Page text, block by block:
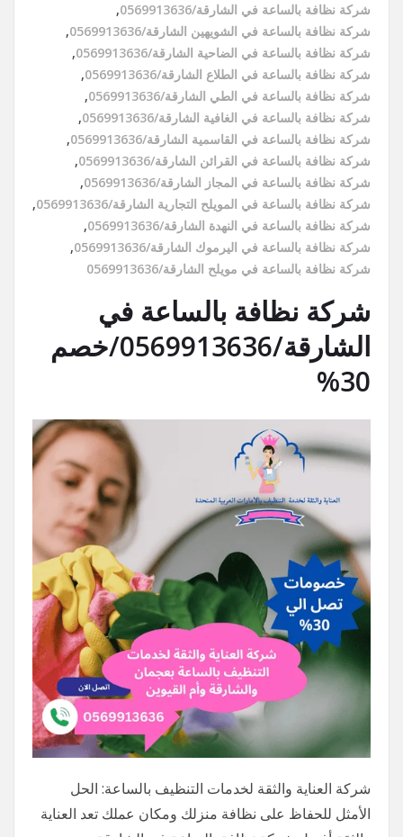
شركة نظافة بالساعة في الشارقة/0569913636
,
شركة نظافة بالساعة في الشويهين الشارقة/0569913636
,
شركة نظافة بالساعة في الضاحية الشارقة/0569913636
,
شركة نظافة بالساعة في الطلاع الشارقة/0569913636
,
شركة نظافة بالساعة في الطي الشارقة/0569913636
,
شركة نظافة بالساعة في الغافية الشارقة/0569913636
,
شركة نظافة بالساعة في القاسمية الشارقة/0569913636
,
شركة نظافة بالساعة في القرائن الشارقة/0569913636
,
شركة نظافة بالساعة في المجاز الشارقة/0569913636
,
شركة نظافة بالساعة في المويلح التجارية الشارقة/0569913636
,
شركة نظافة بالساعة في النهدة الشارقة/0569913636
,
شركة نظافة بالساعة في اليرموك الشارقة/0569913636
,
شركة نظافة بالساعة في مويلح الشارقة/0569913636
شركة نظافة بالساعة في
الشارقة/0569913636/خصم
30%
شركة العناية والثقة لخدمات التنظيف بالساعة: الحل
الأمثل للحفاظ على نظافة منزلك ومكان عملك تعد العناية